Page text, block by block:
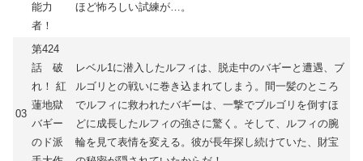
能力
者！
ほど怖ろしい試練が…。
03
第424
話 破
れ！ 紅
蓮地獄
バギー
のド派
レベル1に潜入したルフィは、脱走中のバギーと遭遇、ブ
ルゴリとの戦いに巻き込まれてしまう。間一髪のところ
でルフィに救われたバギーは、一撃でブルゴリを倒すほ
どに成長したルフィの強さに驚く。そして、ルフィの腕
輪を見て表情を変える。彼が長年探し続けていた、財宝